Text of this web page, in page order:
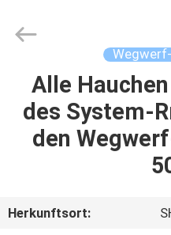
HAUS
PRODUKTE
Copyright
huaeason.com.
Reserved.
Alle
des System-
den
Herkunftsort: